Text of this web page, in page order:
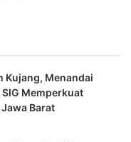
Kujang, Menandai
Memperkuat
Barat